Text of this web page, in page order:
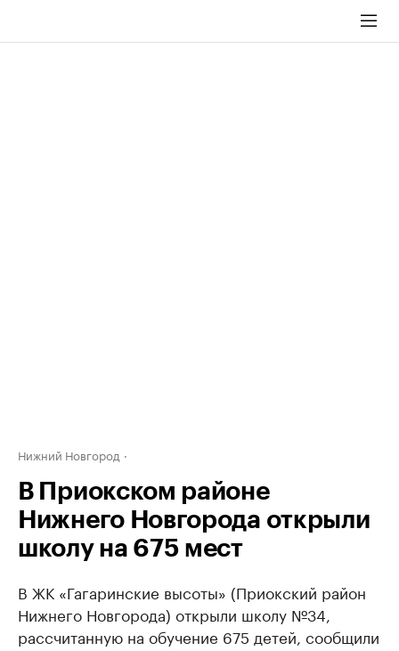
Нижний Новгород
В Приокском районе
Нижнего Новгорода открыли
школу на 675 мест
В ЖК «Гагаринские высоты» (Приокский район
Нижнего Новгорода) открыли школу №34,
рассчитанную на обучение 675 детей, сообщили